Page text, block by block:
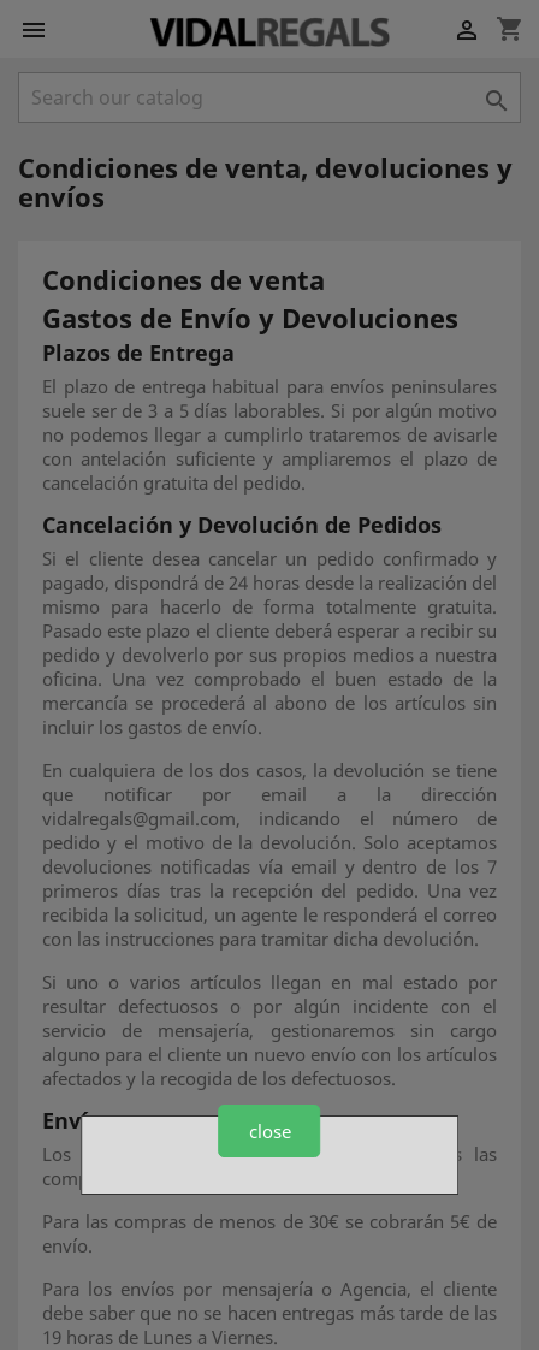
 shopping_cart


Condiciones de venta, devoluciones y
envíos
Condiciones de venta
Gastos de Envío y Devoluciones
Plazos de Entrega
El plazo de entrega habitual para envíos peninsulares
suele ser de 3 a 5 días laborables. Si por algún motivo
no podemos llegar a cumplirlo trataremos de avisarle
con antelación suficiente y ampliaremos el plazo de
cancelación gratuita del pedido.
Cancelación y Devolución de Pedidos
Si el cliente desea cancelar un pedido confirmado y
pagado, dispondrá de 24 horas desde la realización del
mismo para hacerlo de forma totalmente gratuita.
Pasado este plazo el cliente deberá esperar a recibir su
pedido y devolverlo por sus propios medios a nuestra
oficina. Una vez comprobado el buen estado de la
mercancía se procederá al abono de los artículos sin
incluir los gastos de envío.
En cualquiera de los dos casos, la devolución se tiene
que notificar por email a la dirección
vidalregals@gmail.com, indicando el número de
pedido y el motivo de la devolución. Solo aceptamos
devoluciones notificadas vía email y dentro de los 7
primeros días tras la recepción del pedido. Una vez
recibida la solicitud, un agente le responderá el correo
con las instrucciones para tramitar dicha devolución.
Si uno o varios artículos llegan en mal estado por
resultar defectuosos o por algún incidente con el
servicio de mensajería, gestionaremos sin cargo
alguno para el cliente un nuevo envío con los artículos
afectados y la recogida de los defectuosos.
Envío
Los gastos de envío son gratuitos para todas las
compras de importe superior a 30€
Para las compras de menos de 30€ se cobrarán 5€ de
envío.
Para los envíos por mensajería o Agencia, el cliente
debe saber que no se hacen entregas más tarde de las
19 horas de Lunes a Viernes.
close